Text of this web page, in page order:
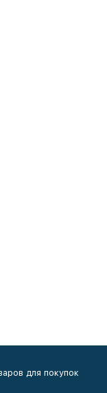
для покупок